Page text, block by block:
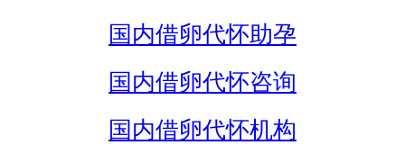
国内借卵代怀助孕
国内借卵代怀咨询
国内借卵代怀机构